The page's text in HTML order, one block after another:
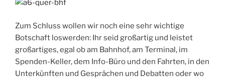
Zum Schluss wollen wir noch eine sehr wichtige
Botschaft loswerden: Ihr seid großartig und leistet
großartiges, egal ob am Bahnhof, am Terminal, im
Spenden-Keller, dem Info-Büro und den Fahrten, in den
Unterkünften und Gesprächen und Debatten oder wo